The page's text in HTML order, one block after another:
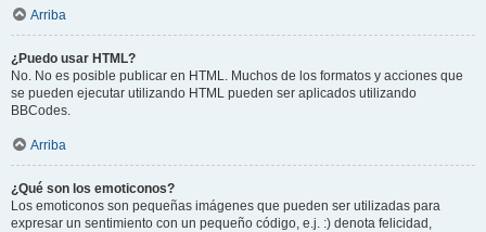
Arriba
¿Puedo usar HTML?
No. No es posible publicar en HTML. Muchos de los formatos y acciones que
se pueden ejecutar utilizando HTML pueden ser aplicados utilizando
BBCodes.
Arriba
¿Qué son los emoticonos?
Los emoticonos son pequeñas imágenes que pueden ser utilizadas para
expresar un sentimiento con un pequeño código, e.j. :) denota felicidad,